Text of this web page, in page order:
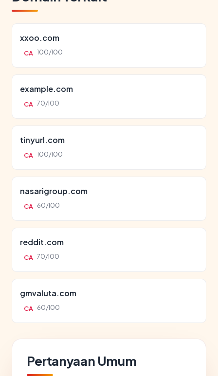
xxoo.com
CA 100/100
example.com
CA 70/100
tinyurl.com
CA 100/100
nasarigroup.com
CA 60/100
reddit.com
CA 70/100
gmvaluta.com
CA 60/100
Pertanyaan Umum